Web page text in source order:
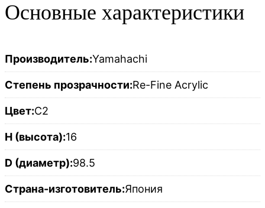
Основные характеристики
Производитель:Yamahachi
Степень прозрачности:Re-Fine Acrylic
Цвет:C2
H (высота):16
D (диаметр):98.5
Страна-изготовитель:Япония